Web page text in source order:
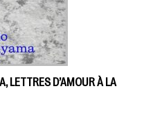
LETTRES D’AMOUR À LA